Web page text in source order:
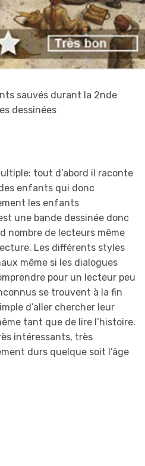
sauvés durant la 2nde
dessinées
tout d’abord il raconte
enfants qui donc
les enfants
une bande dessinée donc
nombre de lecteurs même
Les différents styles
même si les dialogues
pour un lecteur peu
se trouvent à la fin
d’aller chercher leur
tant que de lire l’histoire.
intéressants, très
durs quelque soit l’âge